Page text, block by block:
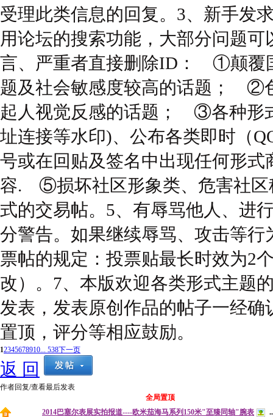
受理此类信息的回复。3、新手发
用论坛的搜索功能，大部分问题
言、严重者直接删除ID： ①颠覆
题及社会敏感度较高的话题； ②
起人视觉反感的话题； ③各种形
址连接等水印)、公布各类即时（
号或在回贴及签名中出现任何形
容. ⑤损坏社区形象类、危害社
式的交易帖。5、有辱骂他人、进
分警告。如果继续辱骂、攻击等
票帖的规定：投票贴最长时效为2
改）。7、本版欢迎各类形式主题
发表，发表原创作品的帖子一经
置顶，评分等相应鼓励。
12345678910... 538下一页
返 回
作者回复/查看最后发表
全局置顶
2014巴塞尔表展实拍报道----欧米茄海马系列150米"至臻同轴"腕表